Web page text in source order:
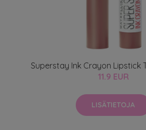
Superstay Ink Crayon Lipstick
11.9 EUR
LISÄTIETOJA